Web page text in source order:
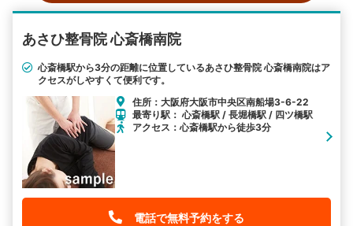
あさひ整骨院 心斎橋南院
心斎橋駅から3分の距離に位置しているあさひ整骨院 心斎橋南院はア
クセスがしやすくて便利です。
住所：大阪府大阪市中央区南船場3-6-22
最寄り駅： 心斎橋駅 / 長堀橋駅 / 四ツ橋駅
アクセス：心斎橋駅から徒歩3分
電話で無料予約をする